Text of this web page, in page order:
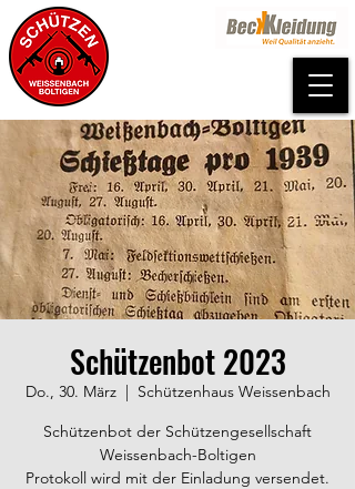
Schützenbot 2023
Do., 30. März
  |
Schützenhaus Weissenbach
Schützenbot der Schützengesellschaft
Weissenbach-Boltigen
Protokoll wird mit der Einladung versendet.